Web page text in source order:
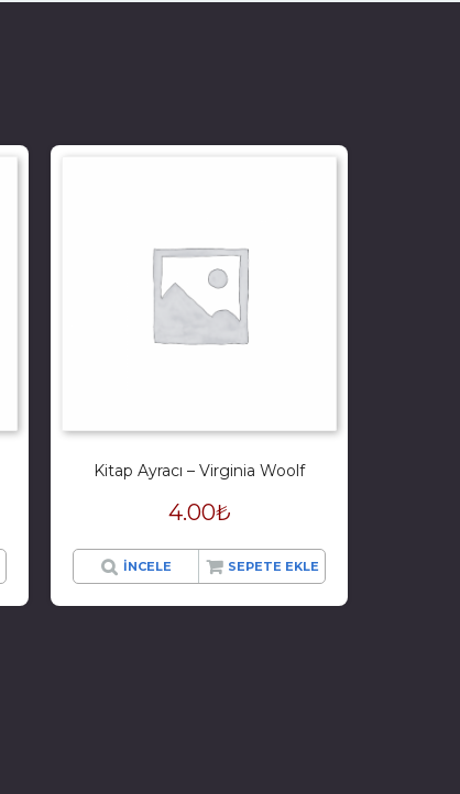
Kitap Ayracı – Virginia Woolf
4.00₺
İNCELE SEPETE EKLE